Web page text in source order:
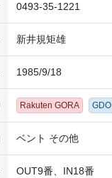
0493-35-1221
新井規矩雄
1985/9/18
Rakuten GORA GDO
ベント その他
OUT9番、IN18番